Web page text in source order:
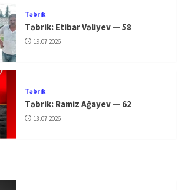
Təbrik
Təbrik: Etibar Vəliyev — 58
19.07.2026
Təbrik
Təbrik: Ramiz Ağayev — 62
18.07.2026